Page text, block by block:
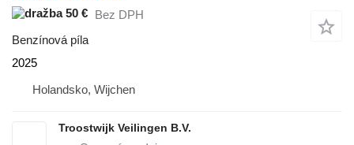
50 € Bez DPH
Benzínová píla
2025
Holandsko, Wijchen
Troostwijk Veilingen B.V.